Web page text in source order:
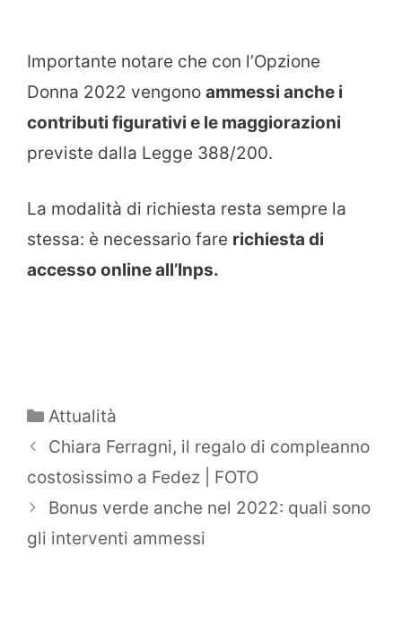
Importante notare che con l’Opzione
Donna 2022 vengono ammessi anche i
contributi figurativi e le maggiorazioni
previste dalla Legge 388/200.
La modalità di richiesta resta sempre la
stessa: è necessario fare richiesta di
accesso online all’Inps.
Categorie
Attualità
Chiara Ferragni, il regalo di compleanno
costosissimo a Fedez | FOTO
Bonus verde anche nel 2022: quali sono
gli interventi ammessi